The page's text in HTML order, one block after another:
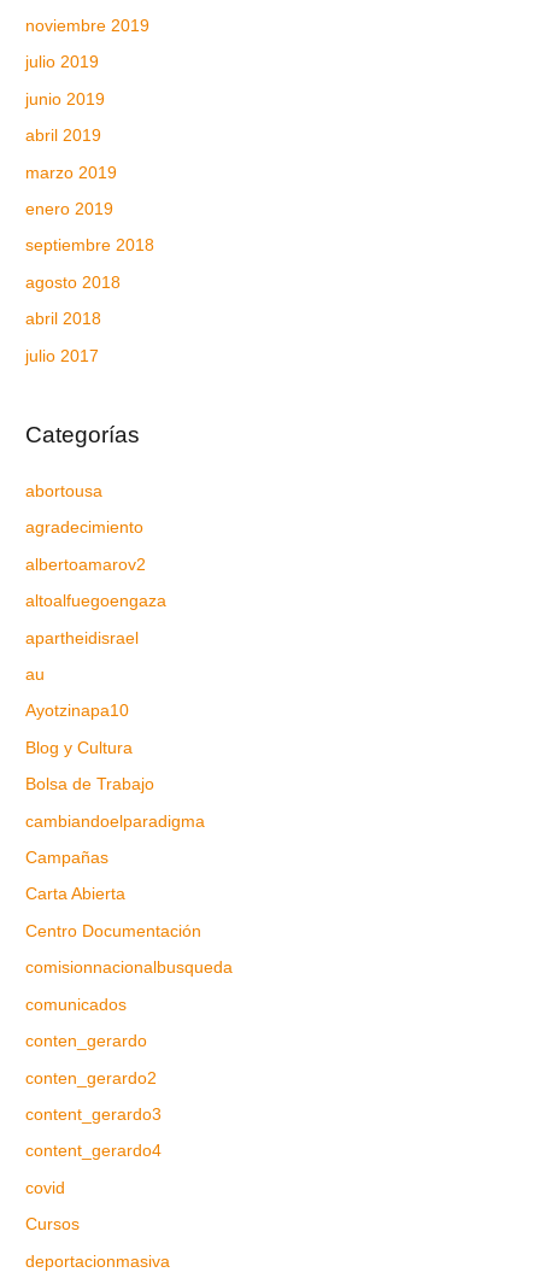
noviembre 2019
julio 2019
junio 2019
abril 2019
marzo 2019
enero 2019
septiembre 2018
agosto 2018
abril 2018
julio 2017
Categorías
abortousa
agradecimiento
albertoamarov2
altoalfuegoengaza
apartheidisrael
au
Ayotzinapa10
Blog y Cultura
Bolsa de Trabajo
cambiandoelparadigma
Campañas
Carta Abierta
Centro Documentación
comisionnacionalbusqueda
comunicados
conten_gerardo
conten_gerardo2
content_gerardo3
content_gerardo4
covid
Cursos
deportacionmasiva